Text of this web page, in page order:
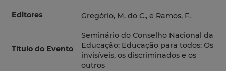
Editores Gregório, M. do C., e Ramos, F.
Título do Evento
Seminário do Conselho Nacional da
Educação: Educação para todos: Os
invisíveis, os discriminados e os
outros